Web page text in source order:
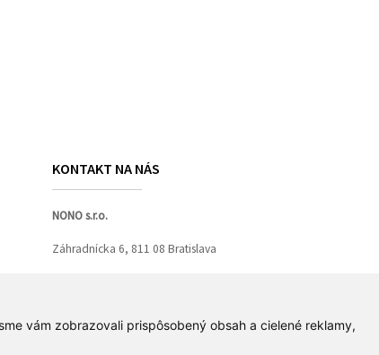
vám zobrazovali prispôsobený obsah a cielené reklamy,
KONTAKT NA NÁS
NONO s.r.o.
Záhradnícka 6, 811 08 Bratislava